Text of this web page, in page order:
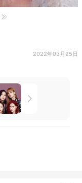
2022年03月25日